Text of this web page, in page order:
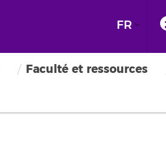
FR
Faculté et ressources